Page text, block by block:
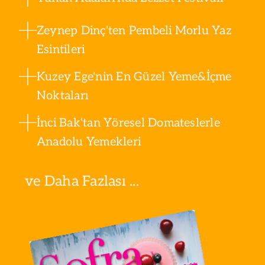
Zeynep Dinç'ten Pembeli Morlu Yaz
Esintileri
Kuzey Ege'nin En Güzel Yeme&İçme
Noktaları
İnci Bak'tan Yöresel Domateslerle
Anadolu Yemekleri
ve Daha Fazlası ...